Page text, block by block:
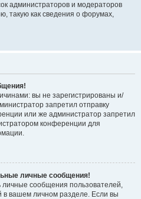
администраторов и модераторов
такую как сведения о форумах,
вы не зарегистрированы и/
запретил отправку
или же администратор запретил
конференции для
личные сообщения!
личные сообщения пользователей,
в вашем личном разделе. Если вы